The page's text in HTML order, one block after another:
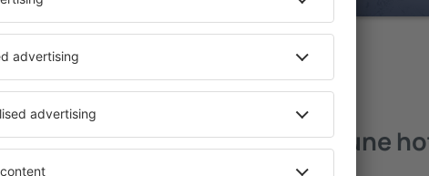
multe hoteluri în Waldrach
Waldrach – cele mai bune